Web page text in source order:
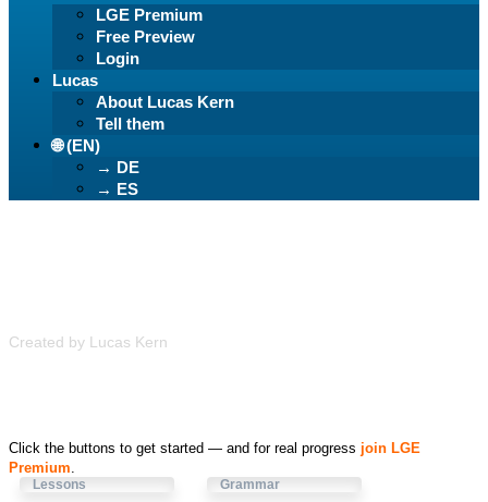
LGE Premium
Free Preview
Login
Lucas
About Lucas Kern
Tell them
🌐 (EN)
→ DE
→ ES
Created by Lucas Kern
Click the buttons to get started — and for real progress join LGE
Premium.
Lessons Grammar